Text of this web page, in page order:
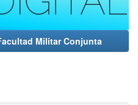
Militar Conjunta